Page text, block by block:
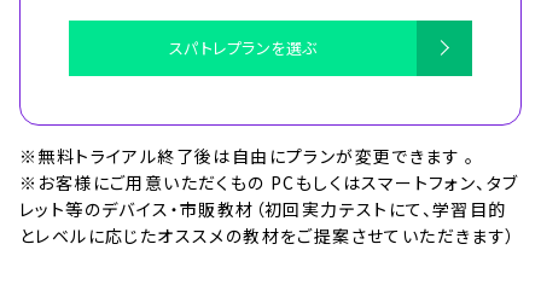
スパトレプランを選ぶ
※無料トライアル終了後は自由にプランが変更できます 。
※お客様にご用意いただくもの PCもしくはスマートフォン、タブ
レット等のデバイス・市販教材（初回実力テストにて、学習目的
とレベルに応じたオススメの教材をご提案させていただきます）